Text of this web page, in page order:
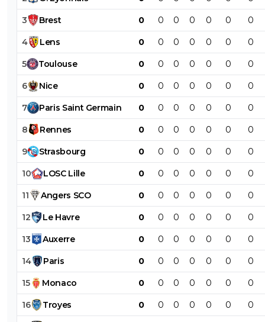
3 Brest 0 0 0 0 0 0 0
4 Lens 0 0 0 0 0 0 0
5 Toulouse 0 0 0 0 0 0 0
6 Nice 0 0 0 0 0 0 0
7 Paris Saint Germain 0 0 0 0 0 0 0
8 Rennes 0 0 0 0 0 0 0
9 Strasbourg 0 0 0 0 0 0 0
10 LOSC Lille 0 0 0 0 0 0 0
11 Angers SCO 0 0 0 0 0 0 0
12 Le Havre 0 0 0 0 0 0 0
13 Auxerre 0 0 0 0 0 0 0
14 Paris 0 0 0 0 0 0 0
15 Monaco 0 0 0 0 0 0 0
16 Troyes 0 0 0 0 0 0 0